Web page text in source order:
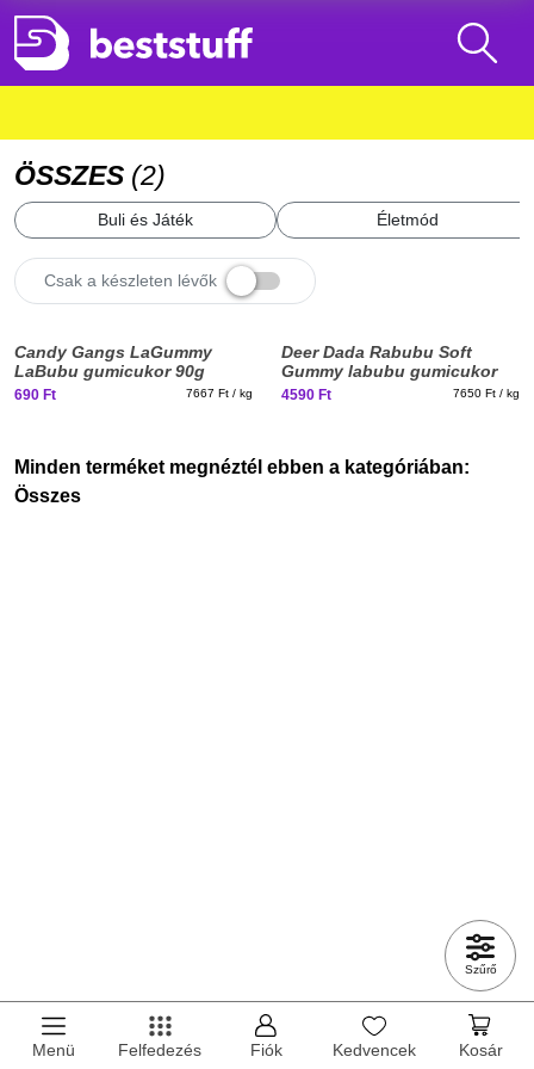
ÖSSZES (2)
Buli és Játék Életmód
Csak a készleten lévők
Szűrő
Candy Gangs LaGummy
LaBubu gumicukor 90g
690 Ft 7667 Ft / kg
Deer Dada Rabubu Soft
Gummy labubu gumicukor
60x10g
4590 Ft 7650 Ft / kg
Minden terméket megnéztél ebben a kategóriában:
Összes
Menü Felfedezés Fiók Kedvencek Kosár